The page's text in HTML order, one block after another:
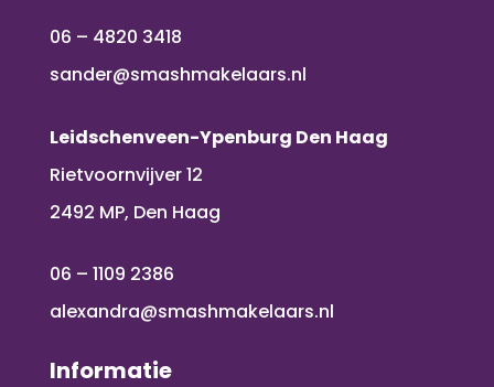
06 – 4820 3418
sander@smashmakelaars.nl
Leidschenveen-Ypenburg Den Haag
Rietvoornvijver 12
2492 MP, Den Haag
06 – 1109 2386
alexandra@smashmakelaars.nl
Informatie